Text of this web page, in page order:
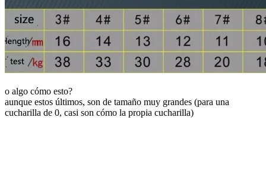
o algo cómo esto?
aunque estos últimos, son de tamaño muy grandes (para una
cucharilla de 0, casi son cómo la propia cucharilla)